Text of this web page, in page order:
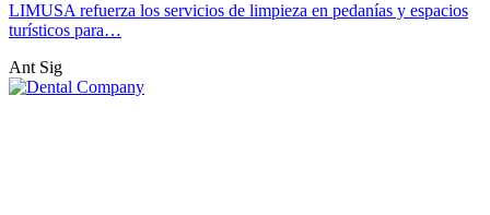
LIMUSA refuerza los servicios de limpieza en pedanías y espacios
turísticos para…
Ant Sig